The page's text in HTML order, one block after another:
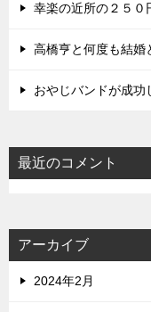
幸楽の近所の２５０
高橋亨と何度も結婚
おやじバンドが成功
最近のコメント
アーカイブ
2024年2月